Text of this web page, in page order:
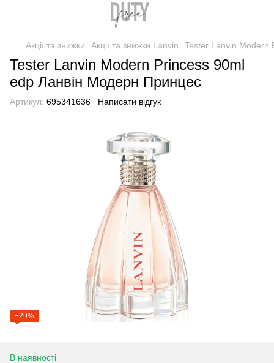
Акції та знижки Акції та знижки Lanvin Tester Lanvin Modern
Tester Lanvin Modern Princess 90ml
edp Ланвін Модерн Принцес
Артикул: 695341636 Написати відгук
−29%
В наявності